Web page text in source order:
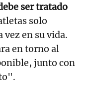
ser tratado
solo
vez en su vida.
en torno al
junto con